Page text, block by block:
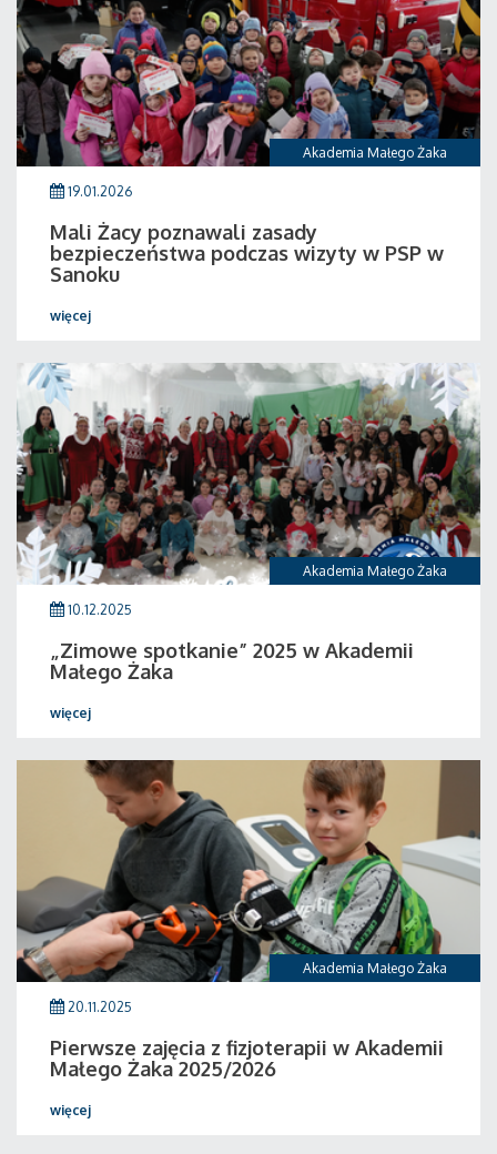
Akademia Małego Żaka
19.01.2026
Mali Żacy poznawali zasady
bezpieczeństwa podczas wizyty w PSP w
Sanoku
więcej
Akademia Małego Żaka
10.12.2025
„Zimowe spotkanie” 2025 w Akademii
Małego Żaka
więcej
Akademia Małego Żaka
20.11.2025
Pierwsze zajęcia z fizjoterapii w Akademii
Małego Żaka 2025/2026
więcej